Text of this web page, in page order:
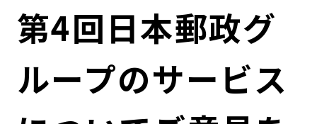
コンプライアンス
ガバナンス
個人投資家のみなさまへ
株式情報
担当役員メッセージ
サステナビリティマネジメント
第4回日本郵政グ
ループのサービス